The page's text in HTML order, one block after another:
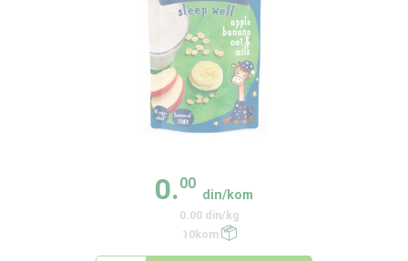
0.00
din/kom
0.00 din/kg
10kom